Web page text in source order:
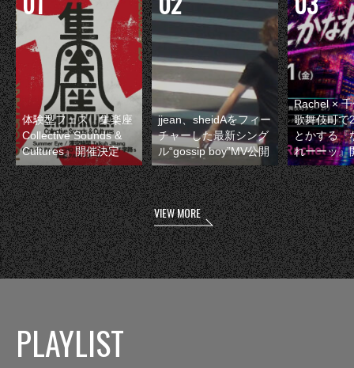
体験型フェス『集楽座
Collective Sounds &
Cultures』開催決定
jjean、sheidAをフィー
チャーした最新シング
ル“gossip boy”MV公開
Rachel ×
歌舞伎町で
とかする『
れーーッ』
VIEW MORE
PLAYLIST